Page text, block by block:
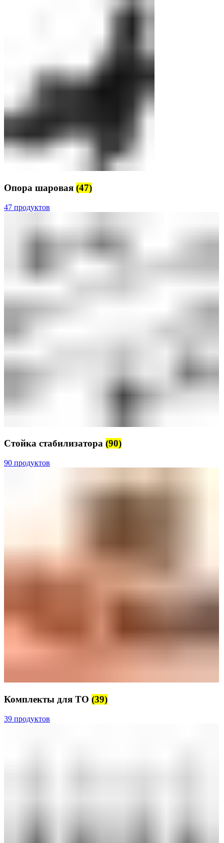
Опора шаровая (47)
47 продуктов
Стойка стабилизатора (90)
90 продуктов
Комплекты для ТО (39)
39 продуктов